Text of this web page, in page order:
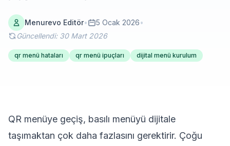
Menurevo Editör• 5 Ocak 2026•
Güncellendi: 30 Mart 2026
qr menü hataları qr menü ipuçları dijital menü kurulum
QR menüye geçiş, basılı menüyü dijitale
taşımaktan çok daha fazlasını gerektirir. Çoğu